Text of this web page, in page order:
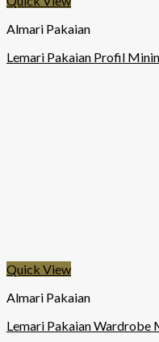
Almari Pakaian
Lemari Pakaian Profil
Quick View
Almari Pakaian
Lemari Pakaian